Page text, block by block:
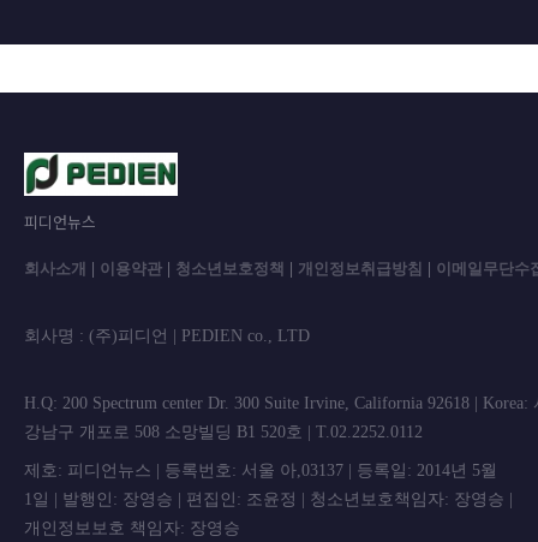
피디언뉴스
회사소개 이용약관 청소년보호정책 개인정보취급방침 이메일무단수
회사명 : (주)피디언 | PEDIEN co.,
H.Q: 200 Spectrum center Dr. 300 Suite Irvine, California 92618 | Korea:
강남구 개포로 508 소망빌딩 B1 520호 | T.02.2252.0112
제호: 피디언뉴스 | 등록번호: 서울 아,03137 | 등록일: 2014년 5월
1일 | 발행인: 장영승 | 편집인: 조윤정 | 청소년보호책임자: 장영승 |
개인정보보호 책임자: 장영승